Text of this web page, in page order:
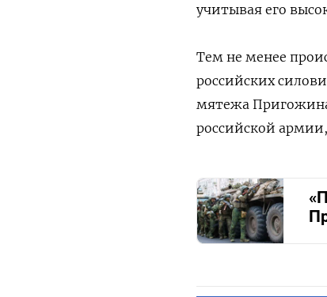
учитывая его
Тем не менее
российских
мятежа
российской